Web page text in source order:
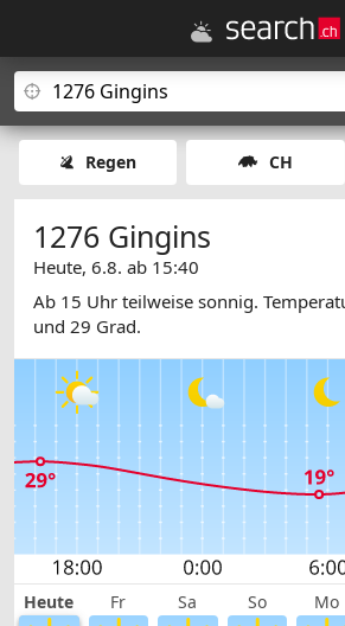
Regen CH
1276 Gingins
Heute, 6.8. ab 15:40
Ab 15 Uhr teilweise sonnig.
und 29 Grad.
Heute Fr Sa So Mo